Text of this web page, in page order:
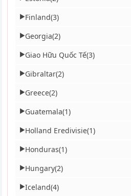
▶Finland(3)
▶Georgia(2)
▶Giao Hữu Quốc Tế(3)
▶Gibraltar(2)
▶Greece(2)
▶Guatemala(1)
▶Holland Eredivisie(1)
▶Honduras(1)
▶Hungary(2)
▶Iceland(4)